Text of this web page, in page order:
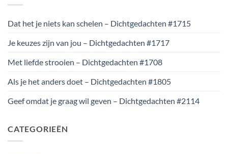
Dat het je niets kan schelen – Dichtgedachten #1715
Je keuzes zijn van jou – Dichtgedachten #1717
Met liefde strooien – Dichtgedachten #1708
Als je het anders doet – Dichtgedachten #1805
Geef omdat je graag wil geven – Dichtgedachten #2114
CATEGORIEËN